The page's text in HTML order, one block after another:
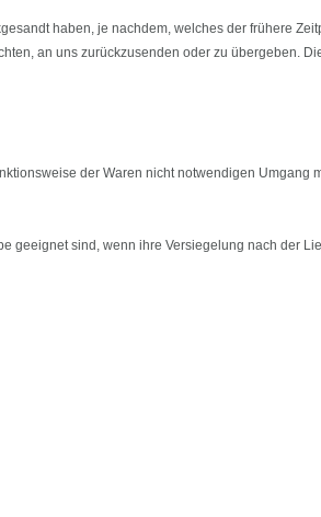
haben, je nachdem, welches der frühere
an uns zurückzusenden oder zu übergeben.
der Waren nicht notwendigen Umgang
geeignet sind, wenn ihre Versiegelung nach der